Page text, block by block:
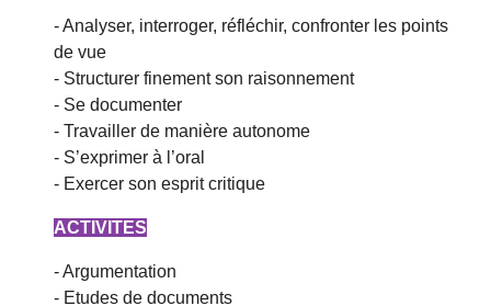
- Analyser, interroger, réfléchir, confronter les points
de vue
- Structurer finement son raisonnement
- Se documenter
- Travailler de manière autonome
- S’exprimer à l’oral
- Exercer son esprit critique
ACTIVITES
- Argumentation
- Etudes de documents